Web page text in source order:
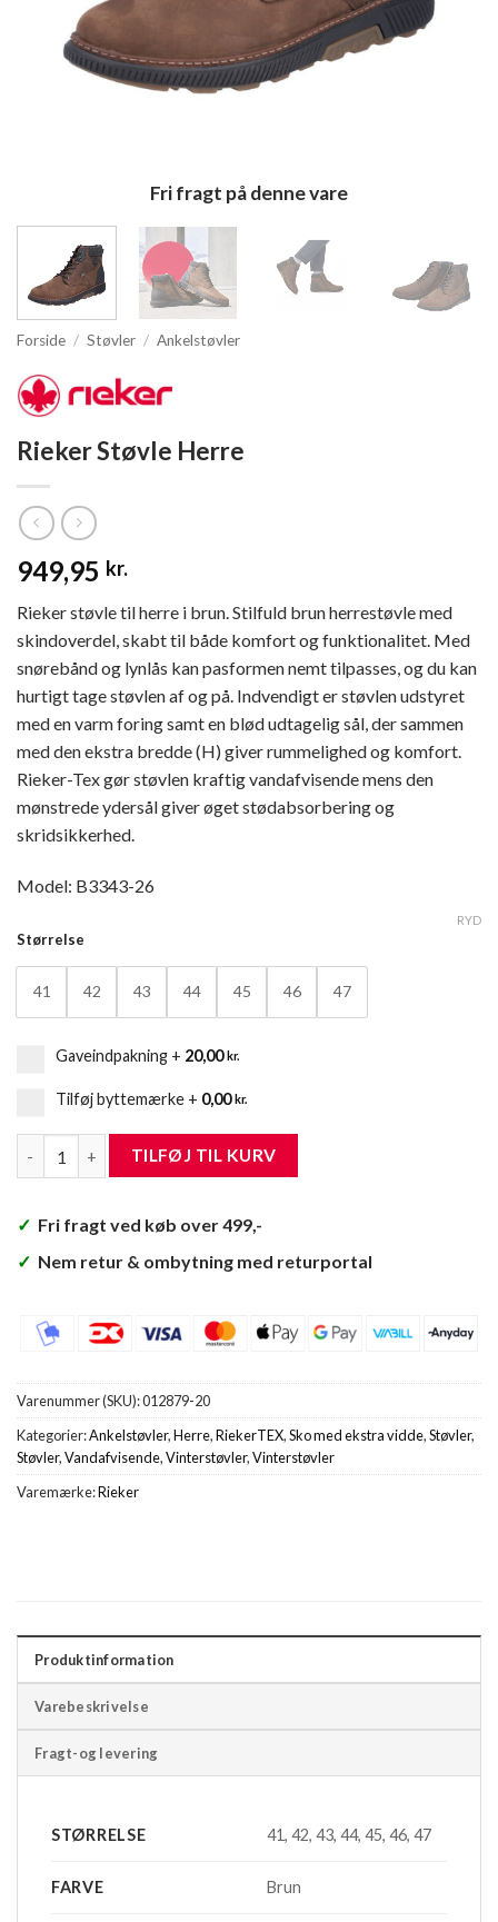
Fri fragt på denne vare
Forside / Støvler / Ankelstøvler
Rieker Støvle Herre
949,95 kr.
Rieker støvle til herre i brun. Stilfuld brun herrestøvle med
skindoverdel, skabt til både komfort og funktionalitet. Med
snørebånd og lynlås kan pasformen nemt tilpasses, og du kan
hurtigt tage støvlen af og på. Indvendigt er støvlen udstyret
med en varm foring samt en blød udtagelig sål, der sammen
med den ekstra bredde (H) giver rummelighed og komfort.
Rieker-Tex gør støvlen kraftig vandafvisende mens den
mønstrede ydersål giver øget stødabsorbering og
skridsikkerhed.
Model: B3343-26
Størrelse
41 42 43 44 45 46 47
RYD
Gaveindpakning + 20,00kr.
Tilføj byttemærke + 0,00kr.
Rieker Støvle Herre antalTILFØJ TIL KURV
✓ Fri fragt ved køb over 499,-
✓ Nem retur & ombytning med returportal
Varenummer (SKU):012879-20
Kategorier:Ankelstøvler,Herre,RiekerTEX,Sko med ekstra vidde,Støvler,
Støvler,Vandafvisende,Vinterstøvler,Vinterstøvler
Varemærke:Rieker
Produktinformation
Varebeskrivelse
Fragt-og levering
STØRRELSE 41, 42, 43, 44, 45, 46, 47
FARVE Brun